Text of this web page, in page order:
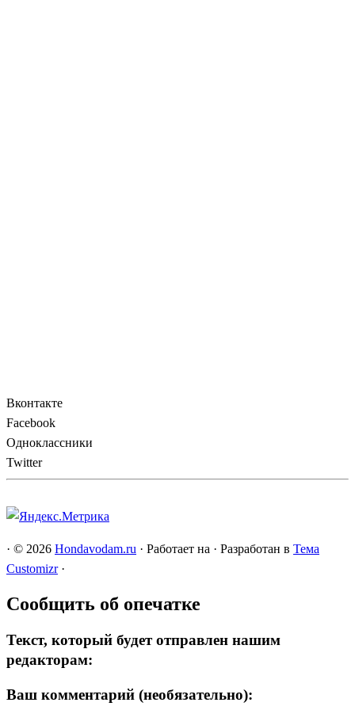
Вконтакте
Facebook
Одноклассники
Twitter
· © 2026 Hondavodam.ru · Работает на · Разработан в Тема
Customizr ·
Сообщить об опечатке
Текст, который будет отправлен нашим
редакторам:
Ваш комментарий (необязательно):